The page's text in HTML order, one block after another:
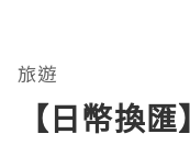
旅遊
【日幣換